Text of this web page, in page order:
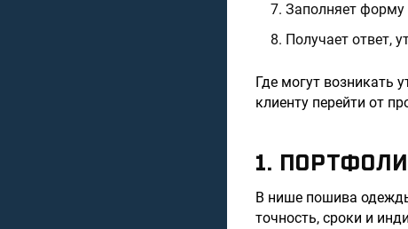
Заполняет форму
Получает ответ,
Где могут возникать
клиенту перейти от
1.
В нише пошива
точность, сроки и